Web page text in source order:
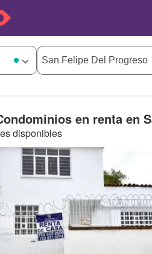
en renta en
disponibles